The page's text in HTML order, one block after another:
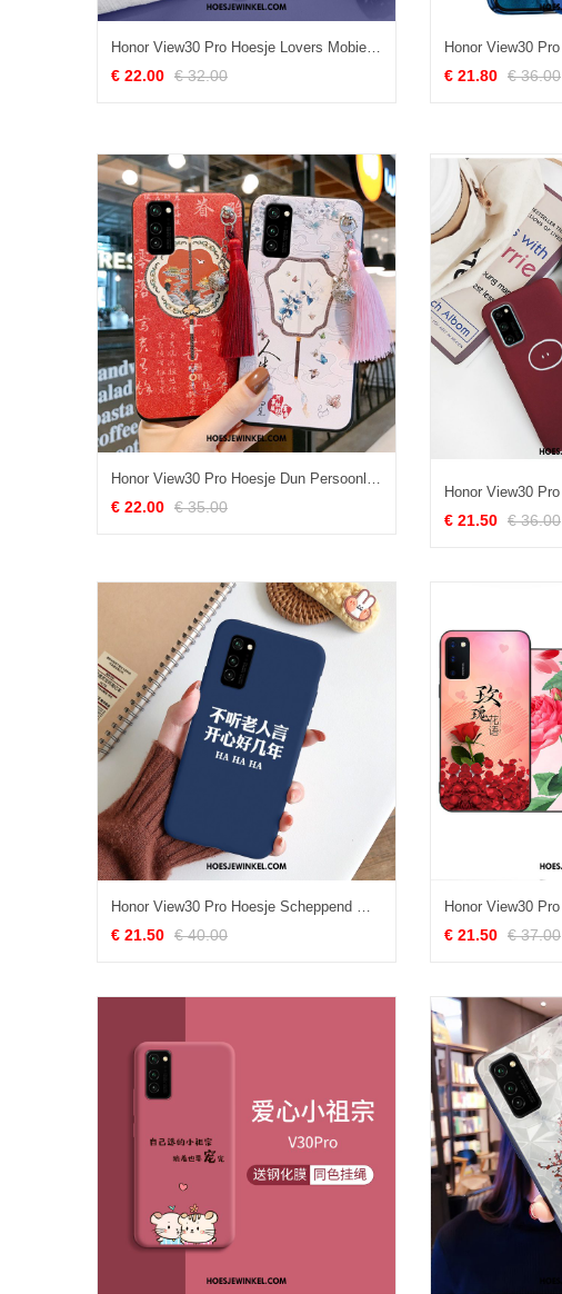
Honor View30 Pro Hoesje Lovers Mobiele Telefoon Anti-fall, Honor View30 Pro Hoesje Purper Mini
€ 22.00 € 32.00 € 21.80 € 36.00
€ 22.00 € 35.00
€ 21.50 € 36.00
Honor View30 Pro Hoesje Scheppend Mobiele Telefoon Blauw, Honor View30 Pro Hoesje Bescherming Trend
€ 21.50 € 40.00 € 21.50 € 37.00